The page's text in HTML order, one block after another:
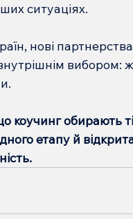
ситуаціях.
нові
вибором:
коучинг обирають
етапу й